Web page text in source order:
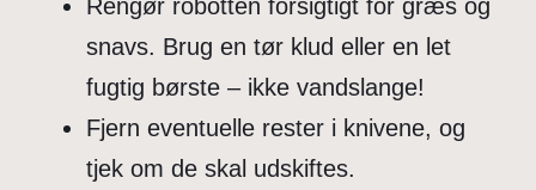
Rengør robotten forsigtigt for græs og
snavs. Brug en tør klud eller en let
fugtig børste – ikke vandslange!
Fjern eventuelle rester i knivene, og
tjek om de skal udskiftes.